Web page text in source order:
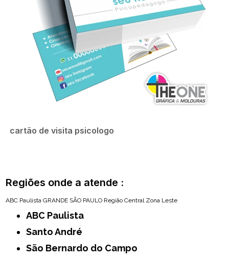
cartão de visita psicologo
Regiões onde a atende :
ABC Paulista GRANDE SÃO PAULO Região Central Zona Leste
ABC Paulista
Santo André
São Bernardo do Campo